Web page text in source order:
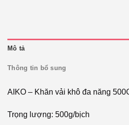
Mô tả
Thông tin bổ sung
AIKO – Khăn vải khô đa năng
Trọng lượng: 500g/bịch